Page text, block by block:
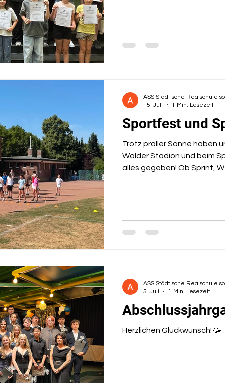
Sportfest und
Trotz praller Sonne haben
Walder Stadion und beim
alles gegeben! Ob Sprint,
ASS Städtische Realschule
15. Juli
1 Min. Lesezeit
Herzlichen Glückwunsch! 🥳
ASS Städtische Realschule
5. Juli
1 Min. Lesezeit